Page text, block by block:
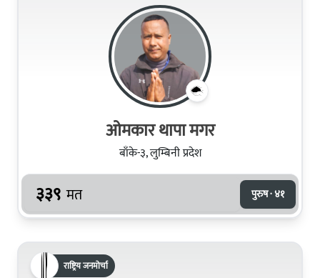
ओमकार थापा मगर
बाँके-३, लुम्बिनी प्रदेश
३३९ मत पुरुष · ४१
राष्ट्रिय जनमोर्चा